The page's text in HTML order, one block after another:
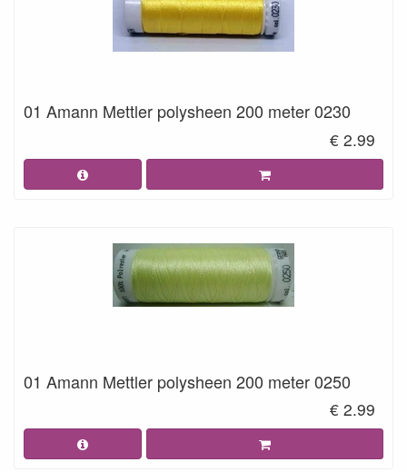
01 Amann Mettler polysheen 200 meter 0230
€ 2.99
01 Amann Mettler polysheen 200 meter 0250
€ 2.99